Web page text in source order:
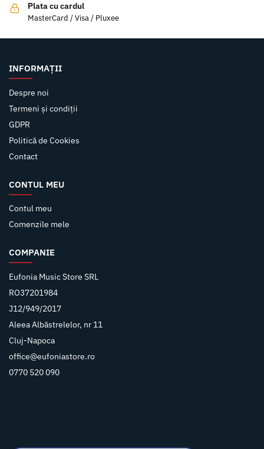
Plata cu cardul
MasterCard / Visa / Pluxee
INFORMAȚII
Despre noi
Termeni și condiții
GDPR
Politică de Cookies
Contact
CONTUL MEU
Contul meu
Comenzile mele
COMPANIE
Eufonia Music Store SRL
RO37201984
J12/949/2017
Aleea Albăstrelelor, nr 11
Cluj-Napoca
office@eufoniastore.ro
0770 520 090